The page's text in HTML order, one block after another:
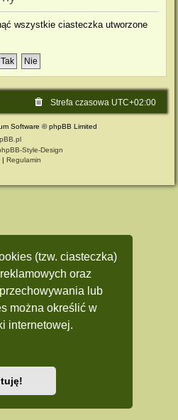
(tzw. ciasteczka)
oraz
lub
można określić w
internetowej.
wszystkie ciasteczka utworzone
Strefa czasowa UTC+02:00
Software © phpBB Limited
Style-Design
| Regulamin